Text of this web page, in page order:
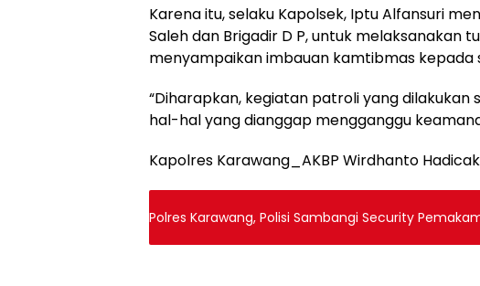
Karena itu, selaku Kapolsek, Iptu Alfansuri
Saleh dan Brigadir D P, untuk melaksanakan
menyampaikan imbauan kamtibmas kepada
“Diharapkan, kegiatan patroli yang
hal-hal yang dianggap mengganggu
Kapolres Karawang_AKBP Wirdhanto
Polres Karawang, Polisi Sambangi Security